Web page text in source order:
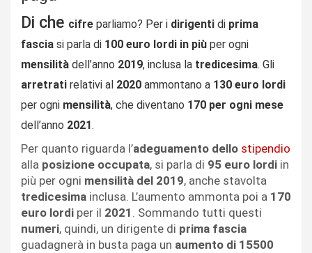
Di che cifre parliamo? Per i dirigenti di prima
fascia si parla di 100 euro lordi in più per ogni
mensilità dell’anno 2019, inclusa la tredicesima. Gli
arretrati relativi al 2020 ammontano a 130 euro lordi
per ogni mensilità, che diventano 170 per ogni mese
dell’anno 2021.
Per quanto riguarda l’adeguamento dello stipendio
alla posizione occupata, si parla di 95 euro lordi in
più per ogni mensilità del 2019, anche stavolta
tredicesima inclusa. L’aumento ammonta poi a 170
euro lordi per il 2021 . Sommando tutti questi
numeri, quindi, un dirigente di prima fascia
guadagnerà in busta paga un aumento di 15500